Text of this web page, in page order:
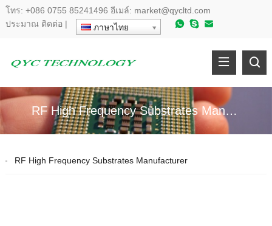
โทร: +086 0755 85241496 อีเมล์: market@qycltd.com
ประมาณ ติดต่อ | ภาษาไทย
RF High Frequency Substrates Manufacturer
RF High Frequency Substrates Manufacturer